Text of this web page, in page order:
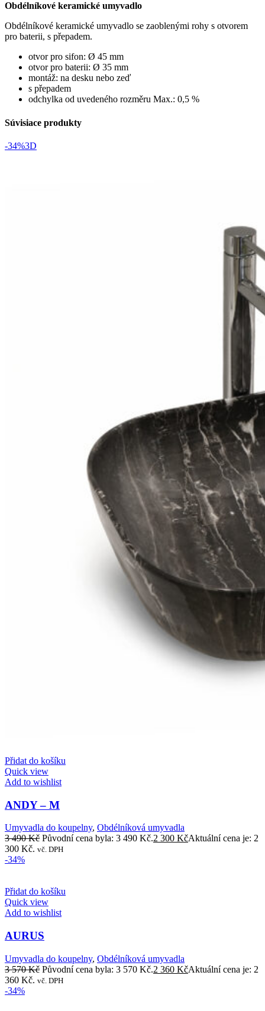
Obdélníkové keramické umyvadlo
Obdélníkové keramické umyvadlo se zaoblenými rohy s otvorem
pro baterii, s přepadem.
otvor pro sifon: Ø 45 mm
otvor pro baterii: Ø 35 mm
montáž: na desku nebo zeď
s přepadem
odchylka od uvedeného rozměru Max.: 0,5 %
Súvisiace produkty
-34%3D
Přidat do košíku
Quick view
Add to wishlist
ANDY – M
Umyvadla do koupelny, Obdélníková umyvadla
3 490Kč Původní cena byla: 3 490 Kč.2 300 KčAktuální cena je: 2
300 Kč. vč. DPH
-34%
Přidat do košíku
Quick view
Add to wishlist
AURUS
Umyvadla do koupelny, Obdélníková umyvadla
3 570Kč Původní cena byla: 3 570 Kč.2 360 KčAktuální cena je: 2
360 Kč. vč. DPH
-34%